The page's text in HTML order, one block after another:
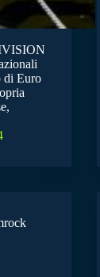
di Euro